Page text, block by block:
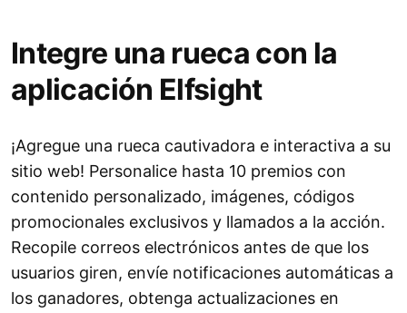
Integre una rueca con la
aplicación Elfsight
¡Agregue una rueca cautivadora e interactiva a su
sitio web! Personalice hasta 10 premios con
contenido personalizado, imágenes, códigos
promocionales exclusivos y llamados a la acción.
Recopile correos electrónicos antes de que los
usuarios giren, envíe notificaciones automáticas a
los ganadores, obtenga actualizaciones en